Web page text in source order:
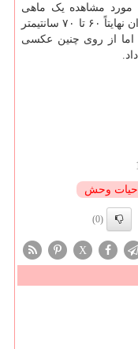
مورد مشاهده یک ماهی
سرسوسماری باشد نیز توضیح داد: این حیوان نهایتاً ۶۰ تا ۷۰ سانتیمتر
اما از روی چنین عکسی
حیات وحش
(0)
X